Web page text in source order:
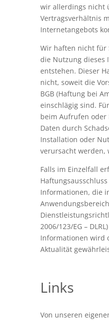
wir allerdings nicht
Vertragsverhältnis
Internetangebots
Wir haften nicht für
die Nutzung dieses
entstehen. Dieser
nicht, soweit die
BGB (Haftung bei
einschlägig sind.
beim Aufrufen
Daten durch
Installation oder
verursacht werden,
Falls im Einzelfall
Informationen, die
2006/123/EG –
Informationen wird
Aktualität
Links
Von unseren